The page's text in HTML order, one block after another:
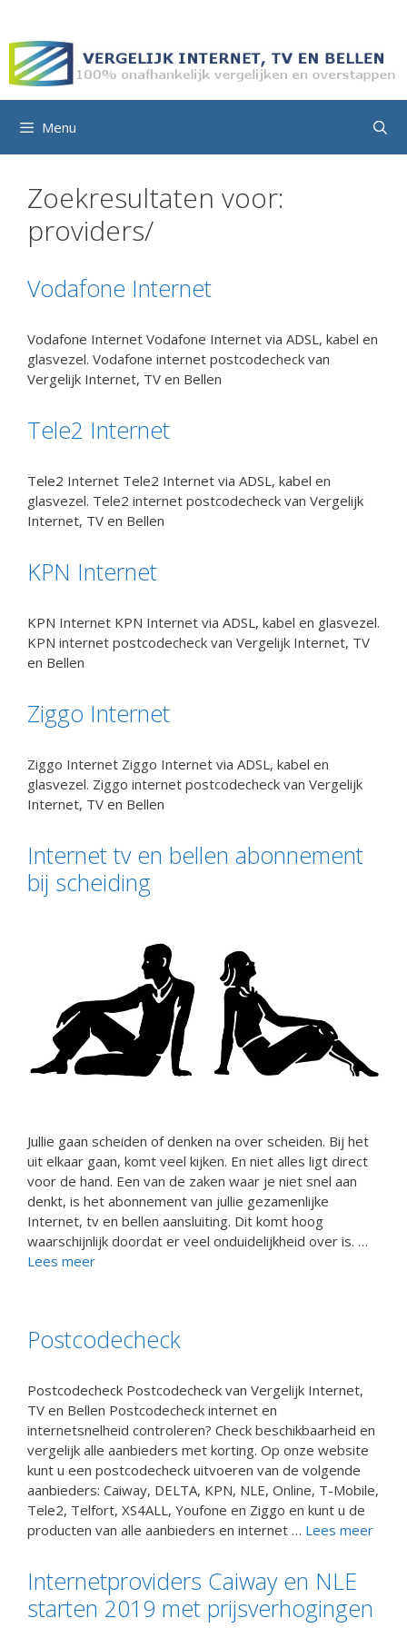
de
inhoud
Menu
Zoekresultaten voor:
providers/
Vodafone Internet
Vodafone Internet Vodafone Internet via ADSL, kabel en
glasvezel. Vodafone internet postcodecheck van
Vergelijk Internet, TV en Bellen
Tele2 Internet
Tele2 Internet Tele2 Internet via ADSL, kabel en
glasvezel. Tele2 internet postcodecheck van Vergelijk
Internet, TV en Bellen
KPN Internet
KPN Internet KPN Internet via ADSL, kabel en glasvezel.
KPN internet postcodecheck van Vergelijk Internet, TV
en Bellen
Ziggo Internet
Ziggo Internet Ziggo Internet via ADSL, kabel en
glasvezel. Ziggo internet postcodecheck van Vergelijk
Internet, TV en Bellen
Internet tv en bellen abonnement
bij scheiding
Jullie gaan scheiden of denken na over scheiden. Bij het
uit elkaar gaan, komt veel kijken. En niet alles ligt direct
voor de hand. Een van de zaken waar je niet snel aan
denkt, is het abonnement van jullie gezamenlijke
Internet, tv en bellen aansluiting. Dit komt hoog
waarschijnlijk doordat er veel onduidelijkheid over is. …
Lees meer
Postcodecheck
Postcodecheck Postcodecheck van Vergelijk Internet,
TV en Bellen Postcodecheck internet en
internetsnelheid controleren? Check beschikbaarheid en
vergelijk alle aanbieders met korting. Op onze website
kunt u een postcodecheck uitvoeren van de volgende
aanbieders: Caiway, DELTA, KPN, NLE, Online, T-Mobile,
Tele2, Telfort, XS4ALL, Youfone en Ziggo en kunt u de
producten van alle aanbieders en internet … Lees meer
Internetproviders Caiway en NLE
starten 2019 met prijsverhogingen